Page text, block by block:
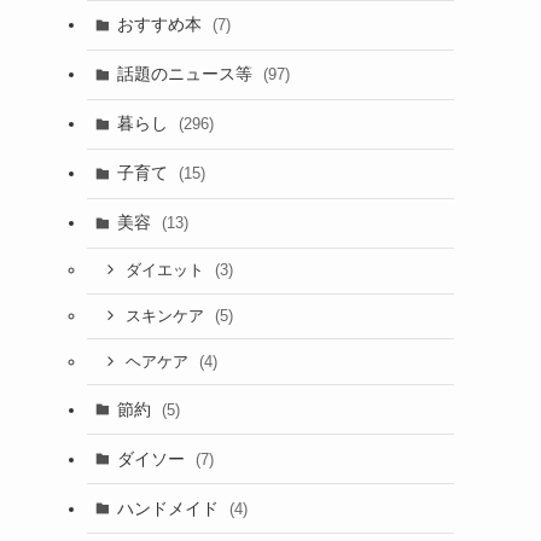
おすすめ本 (7)
話題のニュース等 (97)
暮らし (296)
子育て (15)
美容 (13)
ダイエット (3)
スキンケア (5)
ヘアケア (4)
節約 (5)
ダイソー (7)
ハンドメイド (4)